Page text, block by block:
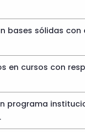
bases sólidas
en cursos con
programa